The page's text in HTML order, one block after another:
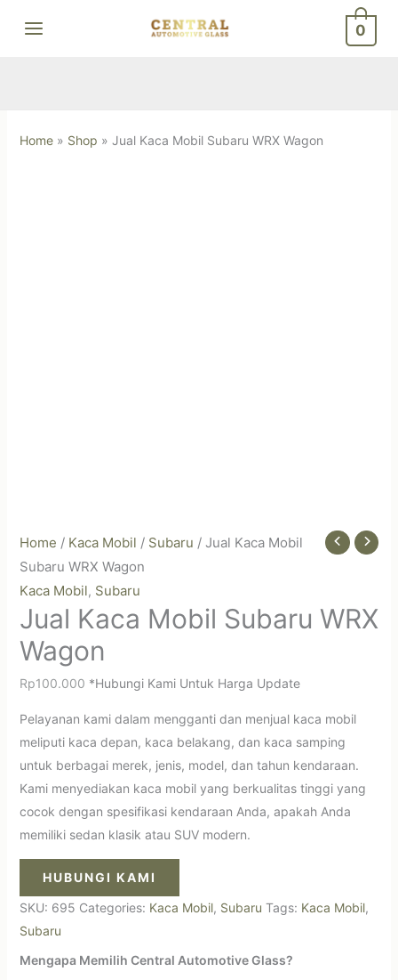
0
Home» Shop » Jual Kaca Mobil Subaru WRX Wagon
Home / Kaca Mobil / Subaru / Jual Kaca Mobil
Subaru WRX Wagon
Kaca Mobil, Subaru
Jual Kaca Mobil Subaru WRX
Wagon
Rp100.000 *Hubungi Kami Untuk Harga Update
Pelayanan kami dalam mengganti dan menjual kaca mobil
meliputi kaca depan, kaca belakang, dan kaca samping
untuk berbagai merek, jenis, model, dan tahun kendaraan.
Kami menyediakan kaca mobil yang berkualitas tinggi yang
cocok dengan spesifikasi kendaraan Anda, apakah Anda
memiliki sedan klasik atau SUV modern.
HUBUNGI KAMI
SKU: 695 Categories: Kaca Mobil, Subaru Tags: Kaca Mobil,
Subaru
Mengapa Memilih Central Automotive Glass?